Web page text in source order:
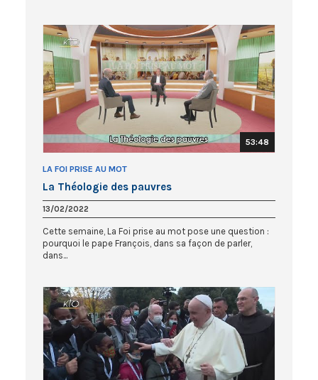
53:48
LA FOI PRISE AU MOT
La Théologie des pauvres
13/02/2022
Cette semaine, La Foi prise au mot pose une question :
pourquoi le pape François, dans sa façon de parler,
dans...